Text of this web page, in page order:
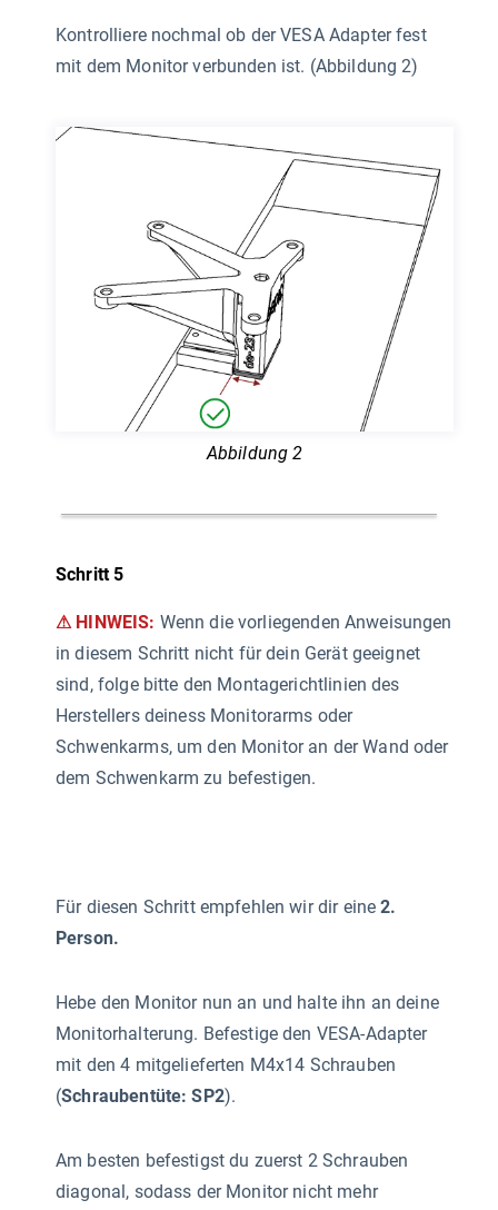
Kontrolliere nochmal ob der VESA Adapter fest
mit dem Monitor verbunden ist. (Abbildung 2)
Abbildung 2
Schritt 5
⚠ HINWEIS: Wenn die vorliegenden Anweisungen
in diesem Schritt nicht für dein Gerät geeignet
sind, folge bitte den Montagerichtlinien des
Herstellers deiness Monitorarms oder
Schwenkarms, um den Monitor an der Wand oder
dem Schwenkarm zu befestigen.
Für diesen Schritt empfehlen wir dir eine2.
Person.
Hebe den Monitor nun an und halte ihn an deine
Monitorhalterung. Befestige den VESA-Adapter
mit den 4 mitgelieferten M4x14 Schrauben
(Schraubentüte: SP2).
Am besten befestigst du zuerst 2 Schrauben
diagonal, sodass der Monitor nicht mehr